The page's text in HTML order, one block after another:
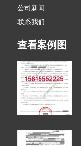
公司新闻
联系我们
查看案例图